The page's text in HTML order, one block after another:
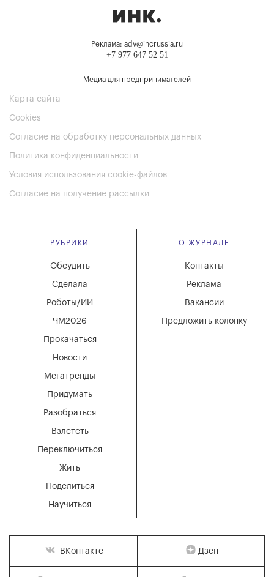
Реклама: adv@incrussia.ru
+7 977 647 52 51
Медиа для предпринимателей
Карта сайта
Cookies
Согласие на обработку персональных данных
Политика конфиденциальности
Условия использования cookie-файлов
Согласие на получение рассылки
РУБРИКИ
Мегатренды
Придумать
Разобраться
Взлететь
Новости
Переключиться
Жить
Поделиться
Научиться
Обсудить
Сделала
Роботы/ИИ
ЧМ2026
Прокачаться
О ЖУРНАЛЕ
Вакансии
Реклама
Контакты
Предложить колонку
ВКонтакте Дзен